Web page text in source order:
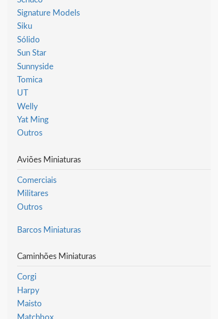
Signature Models
Siku
Sólido
Sun Star
Sunnyside
Tomica
UT
Welly
Yat Ming
Outros
Aviões Miniaturas
Comerciais
Militares
Outros
Barcos Miniaturas
Caminhões Miniaturas
Corgi
Harpy
Maisto
Matchbox